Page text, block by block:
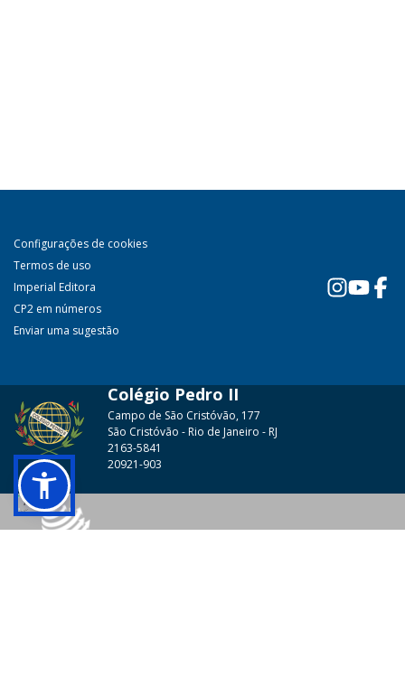
Configurações de cookies
Termos de uso
Imperial Editora
CP2 em números
Enviar uma sugestão
Colégio Pedro II
Campo de São Cristóvão, 177
São Cristóvão - Rio de Janeiro - RJ
2163-5841
20921-903